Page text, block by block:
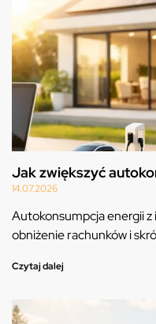
Jak zwiększyć
14.07.2026
Autokonsumpcja energii z
obniżenie rachunków i
Czytaj dalej